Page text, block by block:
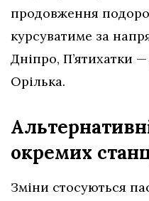
продовження
курсуватиме за
Дніпро, П’ятихатки
Орілька.
окремих
Зміни стосуються